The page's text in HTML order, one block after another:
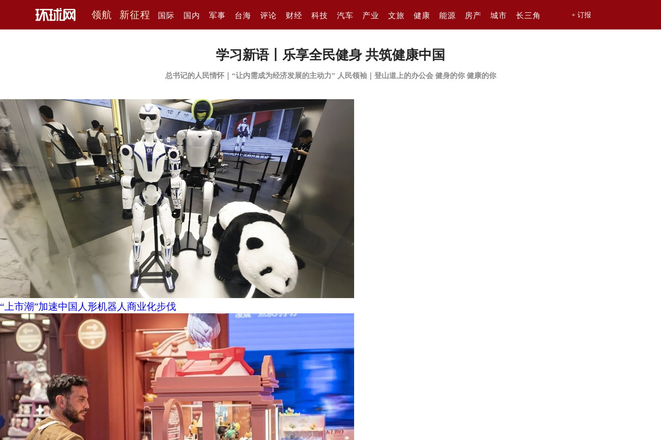
领航 新征程 国际 国内 军事 台海 评论 财经 科技 汽车 产业 文旅 健康 能源 房产 城市 长三角 + 订报
学习新语丨乐享全民健身 共筑健康中国
总书记的人民情怀｜“让内需成为经济发展的主动力” 人民领袖｜登山道上的办公会 健身的你 健康的你
“上市潮”加速中国人形机器人商业化步伐